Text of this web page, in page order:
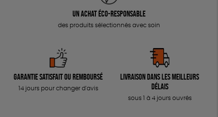
Un achat éco-responsable
des produits sélectionnés avec soin
Garantie satisfait ou remboursé
14 jours pour changer d'avis
Livraison dans les meilleurs
délais
sous 1 à 4 jours ouvrés